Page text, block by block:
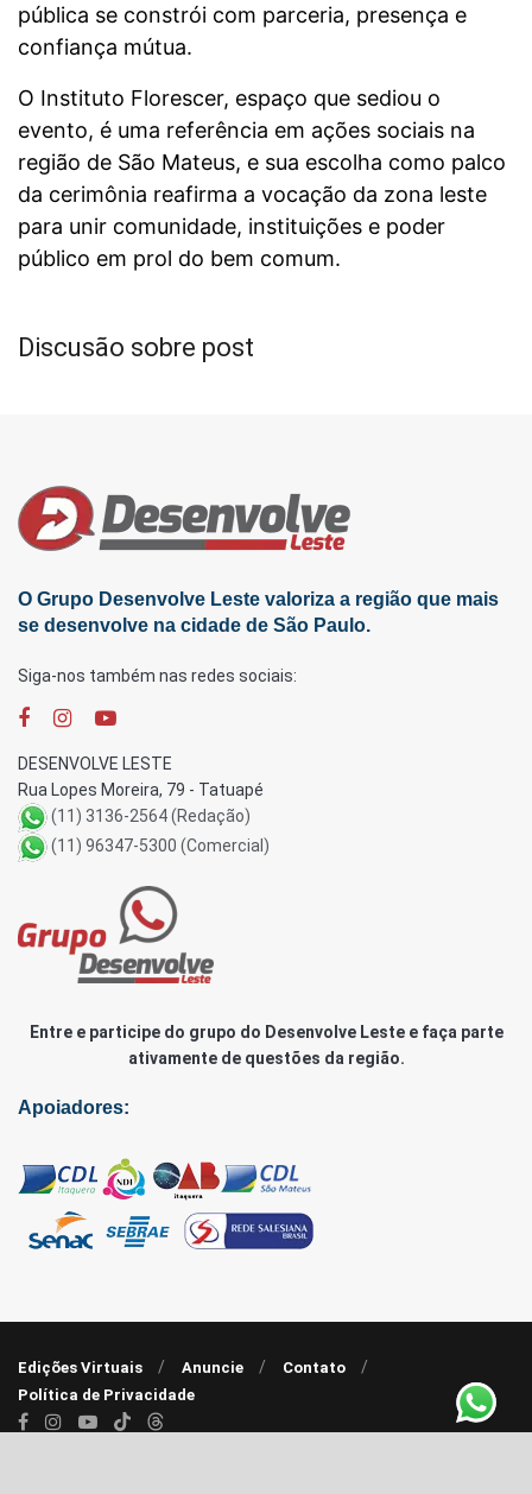
pública se constrói com parceria, presença e
confiança mútua.
O Instituto Florescer, espaço que sediou o
evento, é uma referência em ações sociais na
região de São Mateus, e sua escolha como palco
da cerimônia reafirma a vocação da zona leste
para unir comunidade, instituições e poder
público em prol do bem comum.
Discusão sobre post
O Grupo Desenvolve Leste valoriza a região que mais
se desenvolve na cidade de São Paulo.
Siga-nos também nas redes sociais:
DESENVOLVE LESTE
Rua Lopes Moreira, 79 - Tatuapé
(11) 3136-2564 (Redação)
(11) 96347-5300 (Comercial)
Entre e participe do grupo do Desenvolve Leste e faça parte
ativamente de questões da região.
Apoiadores:
Edições Virtuais Anuncie
Contato
Política de Privacidade